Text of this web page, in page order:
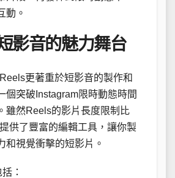
動。
影音的魅力舞台
更著重於短影音的製作和
個突破Instagram限時動態時間
雖然Reels的影片長度限制比
供了豐富的編輯工具，讓你製
和視覺衝擊的短影片。
：